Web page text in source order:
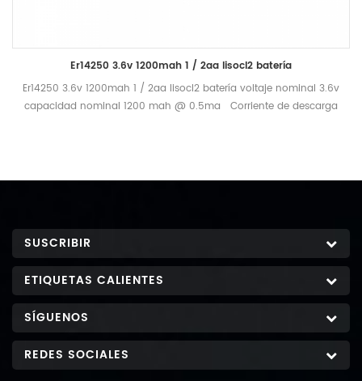
Er14250 3.6v 1200mah 1 / 2aa lisocl2 batería
Er14250 3.6v 1200mah 1 / 2aa lisocl2 batería voltaje nominal 3.6v
capacidad nominal 1200 mah @ 0.5ma Corriente de descarga
Operacional rango de temperatura -55 ℃ - +85 ℃ peso
SUSCRIBIR
ETIQUETAS CALIENTES
SÍGUENOS
REDES SOCIALES